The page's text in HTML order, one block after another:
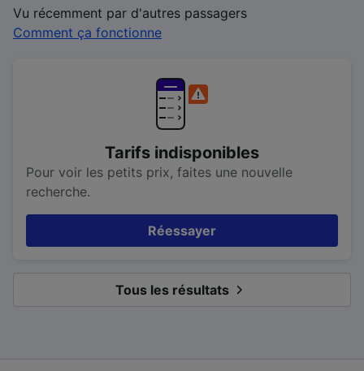
Vu récemment par d'autres passagers
Comment ça fonctionne
Tarifs indisponibles
Pour voir les petits prix, faites une nouvelle
recherche.
Réessayer
Tous les résultats